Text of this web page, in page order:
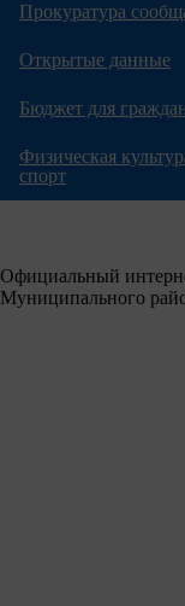
Прокуратура
Открытые данные
Бюджет для
Физическая
спорт
Официальный
Муниципального